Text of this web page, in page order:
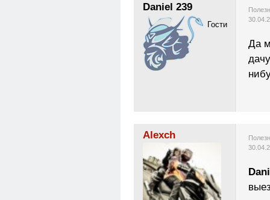
Daniel 239
Гости
Да
Alexch